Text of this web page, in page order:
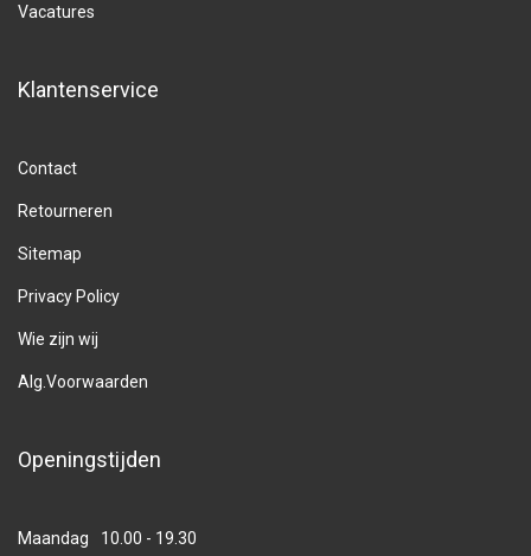
Vacatures
Klantenservice
Contact
Retourneren
Sitemap
Privacy Policy
Wie zijn wij
Alg.Voorwaarden
Openingstijden
Maandag 10.00 - 19.30